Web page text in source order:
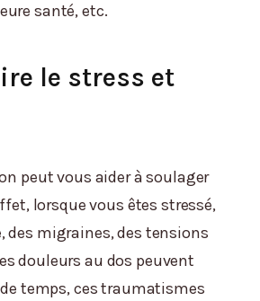
santé, etc.
le stress et
peut vous aider à soulager
lorsque vous êtes stressé,
des migraines, des tensions
douleurs au dos peuvent
temps, ces traumatismes